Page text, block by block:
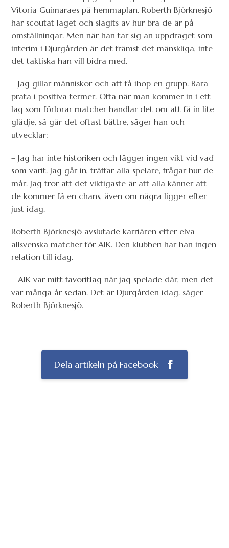
Vitoria Guimaraes på hemmaplan. Roberth Björknesjö
har scoutat laget och slagits av hur bra de är på
omställningar. Men när han tar sig an uppdraget som
interim i Djurgården är det främst det mänskliga, inte
det taktiska han vill bidra med.
– Jag gillar människor och att få ihop en grupp. Bara
prata i positiva termer. Ofta när man kommer in i ett
lag som förlorar matcher handlar det om att få in lite
glädje, så går det oftast bättre, säger han och
utvecklar:
– Jag har inte historiken och lägger ingen vikt vid vad
som varit. Jag går in, träffar alla spelare, frågar hur de
mår. Jag tror att det viktigaste är att alla känner att
de kommer få en chans, även om några ligger efter
just idag.
Roberth Björknesjö avslutade karriären efter elva
allsvenska matcher för AIK. Den klubben har han ingen
relation till idag.
– AIK var mitt favoritlag när jag spelade där, men det
var många år sedan. Det är Djurgården idag. säger
Roberth Björknesjö.
Dela artikeln på Facebook